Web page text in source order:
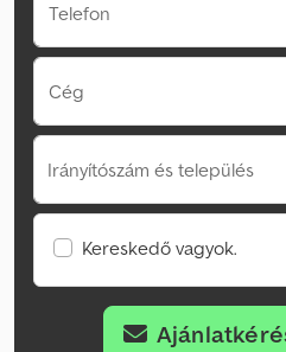
Telefon
Cég
Irányítószám és település
Kereskedő vagyok.